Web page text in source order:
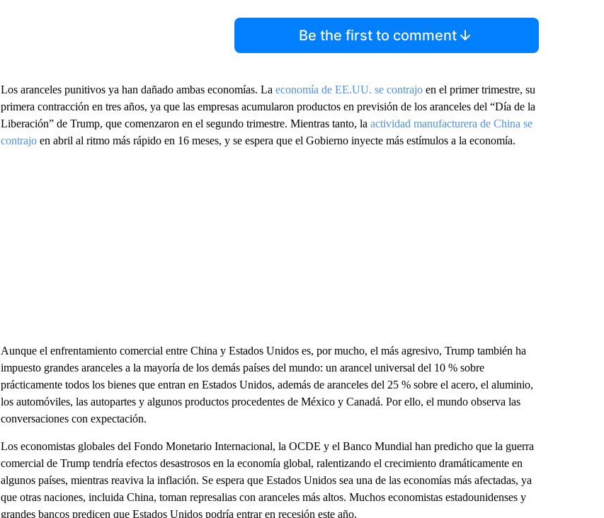
Be the first to comment
Los aranceles punitivos ya han dañado ambas economías. La economía de EE.UU. se contrajoen el primer trimestre, su
primera contracción en tres años, ya que las empresas acumularon productos en previsión de los aranceles del “Día de la
Liberación” de Trump, que comenzaron en el segundo trimestre. Mientras tanto, la actividad manufacturera de China se
contrajoen abril al ritmo más rápido en 16 meses, y se espera que el Gobierno inyecte más estímulos a la economía.
Aunque el enfrentamiento comercial entre China y Estados Unidos es, por mucho, el más agresivo, Trump también ha
impuesto grandes aranceles a la mayoría de los demás países del mundo: un arancel universal del 10 % sobre
prácticamente todos los bienes que entran en Estados Unidos, además de aranceles del 25 % sobre el acero, el aluminio,
los automóviles, las autopartes y algunos productos procedentes de México y Canadá. Por ello, el mundo observa las
conversaciones con expectación.
Los economistas globales del Fondo Monetario Internacional, la OCDE y el Banco Mundial han predicho que la guerra
comercial de Trump tendría efectos desastrosos en la economía global, ralentizando el crecimiento dramáticamente en
algunos países, mientras reaviva la inflación. Se espera que Estados Unidos sea una de las economías más afectadas, ya
que otras naciones, incluida China, toman represalias con aranceles más altos. Muchos economistas estadounidenses y
grandes bancos predicen que Estados Unidos podría entrar en recesión este año.